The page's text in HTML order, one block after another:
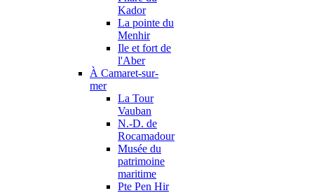
Kador
La pointe du
Menhir
Ile et fort de
l'Aber
À Camaret-sur-
mer
La Tour
Vauban
N.-D. de
Rocamadour
Musée du
patrimoine
maritime
Pte Pen Hir